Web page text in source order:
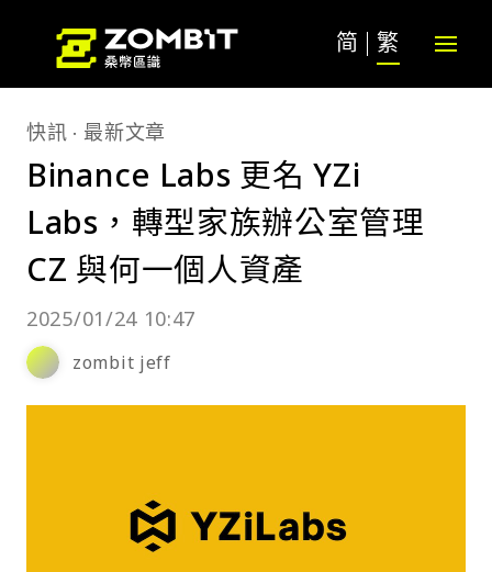
简 繁
快訊 最新文章
Binance Labs 更名 YZi
Labs，轉型家族辦公室管理
CZ 與何一個人資產
2025/01/24 10:47
zombit jeff